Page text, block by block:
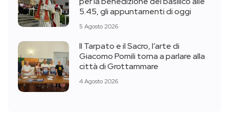
5.45, gli appuntamenti di oggi
5 Agosto 2026
Il Tarpato e il Sacro, l’arte di
Giacomo Pomili torna a parlare alla
città di Grottammare
4 Agosto 2026